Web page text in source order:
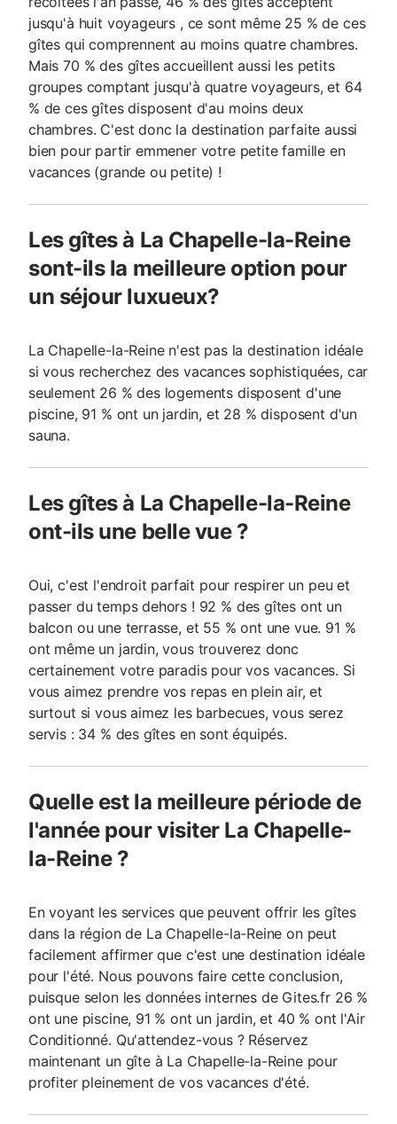
jusqu'à huit voyageurs , ce sont même 25 % de ces
gîtes qui comprennent au moins quatre chambres.
Mais 70 % des gîtes accueillent aussi les petits
groupes comptant jusqu'à quatre voyageurs, et 64
% de ces gîtes disposent d'au moins deux
chambres. C'est donc la destination parfaite aussi
bien pour partir emmener votre petite famille en
vacances (grande ou petite) !
Les gîtes à La Chapelle-la-Reine
sont-ils la meilleure option pour
un séjour luxueux?
La Chapelle-la-Reine n'est pas la destination idéale
si vous recherchez des vacances sophistiquées, car
seulement 26 % des logements disposent d'une
piscine, 91 % ont un jardin, et 28 % disposent d'un
sauna.
Les gîtes à La Chapelle-la-Reine
ont-ils une belle vue ?
Oui, c'est l'endroit parfait pour respirer un peu et
passer du temps dehors ! 92 % des gîtes ont un
balcon ou une terrasse, et 55 % ont une vue. 91 %
ont même un jardin, vous trouverez donc
certainement votre paradis pour vos vacances. Si
vous aimez prendre vos repas en plein air, et
surtout si vous aimez les barbecues, vous serez
servis : 34 % des gîtes en sont équipés.
Quelle est la meilleure période de
l'année pour visiter La Chapelle-
la-Reine ?
En voyant les services que peuvent offrir les gîtes
dans la région de La Chapelle-la-Reine on peut
facilement affirmer que c'est une destination idéale
pour l'été. Nous pouvons faire cette conclusion,
puisque selon les données internes de Gites.fr 26 %
ont une piscine, 91 % ont un jardin, et 40 % ont l'Air
Conditionné. Qu'attendez-vous ? Réservez
maintenant un gîte à La Chapelle-la-Reine pour
profiter pleinement de vos vacances d'été.